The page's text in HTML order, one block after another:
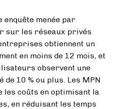
enquête menée par
sur les réseaux privés
obtiennent un
en moins de 12 mois, et
observent une
10 % ou plus. Les MPN
coûts en optimisant la
en réduisant les temps